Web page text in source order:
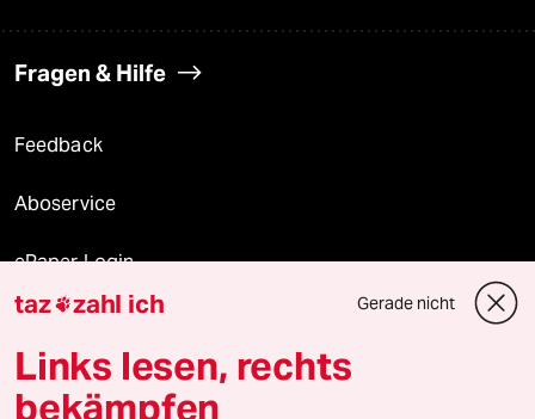
Fragen & Hilfe
Feedback
Aboservice
ePaper Login
Downloads für Abonnierende
taz zahl ich Gerade nicht
Links lesen, rechts
bekämpfen